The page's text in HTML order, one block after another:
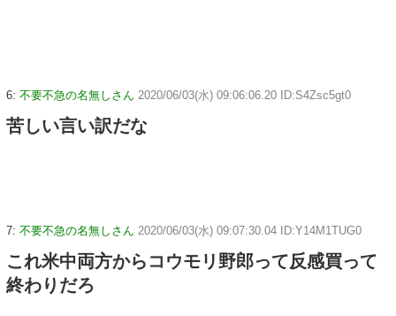
6: 不要不急の名無しさん 2020/06/03(水) 09:06:06.20 ID:S4Zsc5gt0
苦しい言い訳だな
7: 不要不急の名無しさん 2020/06/03(水) 09:07:30.04 ID:Y14M1TUG0
これ米中両方からコウモリ野郎って反感買って
終わりだろ